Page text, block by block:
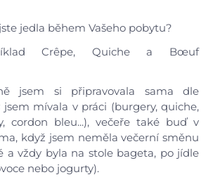
jedla během Vašeho pobytu?
Crêpe, Quiche a Bœuf
jsem si připravovala sama dle
jsem mívala v práci (burgery, quiche,
cordon bleu...), večeře také buď v
když jsem neměla večerní směnu
a vždy byla na stole bageta, po jídle
nebo jogurty).